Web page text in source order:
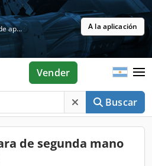
Gratis en la tienda de aplicaciones A la aplicación
Buscar
Vender
de segunda mano